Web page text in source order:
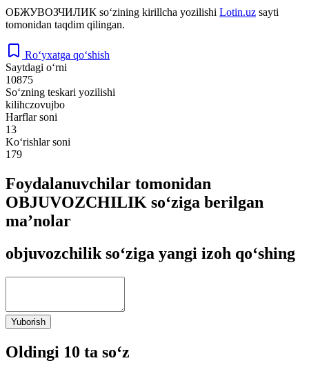
ОБЖУВОЗЧИЛИК so‘zining kirillcha yozilishi Lotin.uz sayti
tomonidan taqdim qilingan.
Ro‘yxatga qo‘shish
Saytdagi o‘rni
10875
So‘zning teskari yozilishi
kilihczovujbo
Harflar soni
13
Ko‘rishlar soni
179
Foydalanuvchilar tomonidan
OBJUVOZCHILIK so‘ziga berilgan
ma’nolar
objuvozchilik so‘ziga yangi izoh qo‘shing
Yuborish
Oldingi 10 ta so‘z